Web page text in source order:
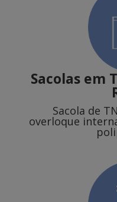
Sacolas em
Sacola de
overloque